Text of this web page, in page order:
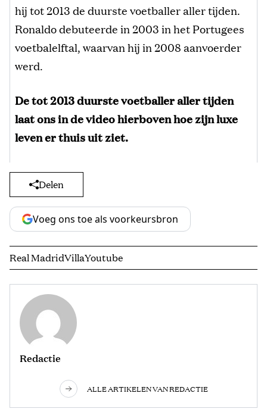
hij tot 2013 de duurste voetballer aller tijden.
Ronaldo debuteerde in 2003 in het Portugees
voetbalelftal, waarvan hij in 2008 aanvoerder
werd.
De tot 2013 duurste voetballer aller tijden
laat ons in de video hierboven hoe zijn luxe
leven er thuis uit ziet.
Delen
Voeg ons toe als voorkeursbron
Real MadridVillaYoutube
Redactie
ALLE ARTIKELEN VAN REDACTIE